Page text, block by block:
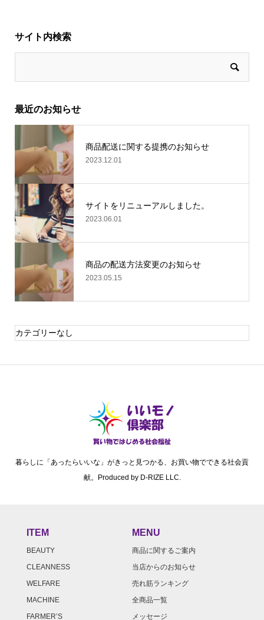
サイト内検索
最近のお知らせ
商品配送に関する提携のお知らせ
2023.12.01
サイトをリニューアルしました。
2023.06.01
商品の配送方法変更のお知らせ
2023.05.15
カテゴリーなし
暮らしに「あったらいいな」がきっと見つかる、お買い物でできる社会貢
献。Produced by D-RIZE LLC.
ITEM
BEAUTY
CLEANNESS
WELFARE
MACHINE
FARMER’S
MENU
商品に関するご案内
当店からのお知らせ
売れ筋ランキング
全商品一覧
メッセージ